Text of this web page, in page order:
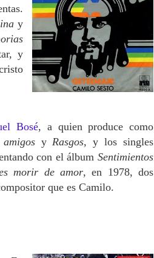
y
y
Bosé, a quien produce como
y Rasgos, y los singles
con el álbumSentimientos
morir de amor, en 1978, dos
que es Camilo.